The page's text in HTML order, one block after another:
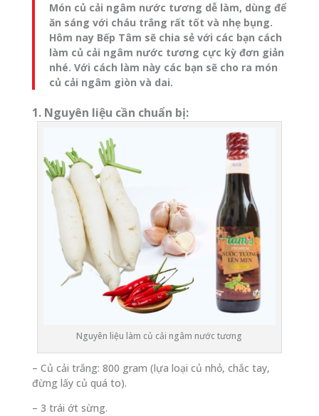
Món củ cải ngâm nước tương dễ làm, dùng để
ăn sáng với cháu trắng rất tốt và nhẹ bụng.
Hôm nay Bếp Tâm sẽ chia sẻ với các bạn cách
làm củ cải ngâm nước tương cực kỳ đơn giản
nhé. Với cách làm này các bạn sẽ cho ra món
củ cải ngâm giòn và dai.
1. Nguyên liệu cần chuẩn bị:
Nguyên liệu làm củ cải ngâm nước tương
– Củ cải trắng: 800 gram (lựa loại củ nhỏ, chắc tay,
đừng lấy củ quá to).
– 3 trái ớt sừng.